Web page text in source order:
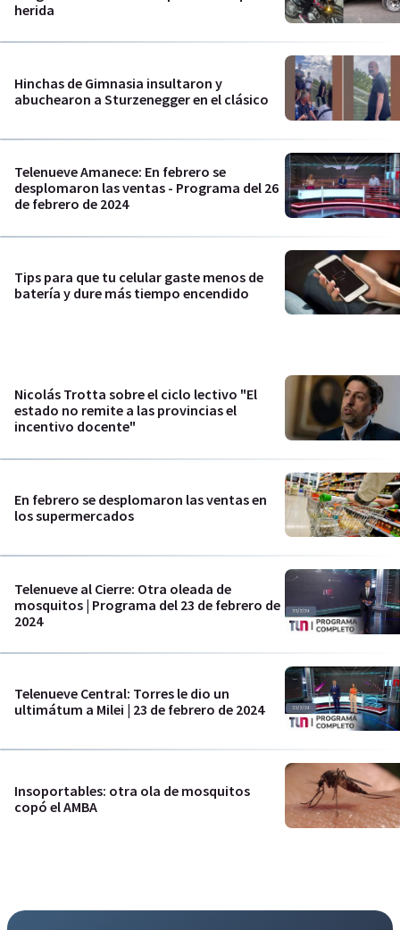
herida
Hinchas de Gimnasia insultaron y
abuchearon a Sturzenegger en el clásico
Telenueve Amanece: En febrero se
desplomaron las ventas - Programa del 26
de febrero de 2024
Tips para que tu celular gaste menos de
batería y dure más tiempo encendido
Nicolás Trotta sobre el ciclo lectivo "El
estado no remite a las provincias el
incentivo docente"
En febrero se desplomaron las ventas en
los supermercados
Telenueve al Cierre: Otra oleada de
mosquitos | Programa del 23 de febrero de
2024
Telenueve Central: Torres le dio un
ultimátum a Milei | 23 de febrero de 2024
Insoportables: otra ola de mosquitos
copó el AMBA